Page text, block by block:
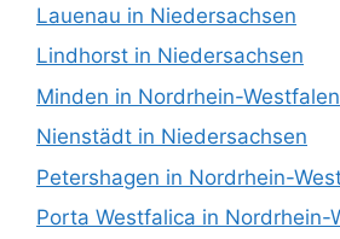
Lauenau in Niedersachsen
Lindhorst in Niedersachsen
Minden in Nordrhein-Westfalen
Nienstädt in Niedersachsen
Petershagen in Nordrhein-
Porta Westfalica in Nordrhein-